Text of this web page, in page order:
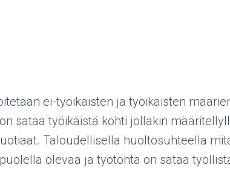
ei-työikäisten ja työikäisten
sataa työikäistä kohti jollakin
Taloudellisella huoltosuhteella
olevaa ja työtöntä on sataa